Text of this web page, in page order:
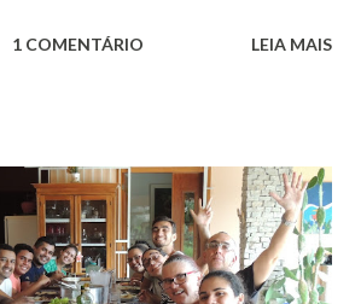
achava, nós da Comunidade, muito
coisas inesperadas a ponto de um dia
que estávamos no Pico da
preparados para fazer qualquer
menos pecado... Claro! Rs...
1 COMENTÁRIO LEIA MAIS